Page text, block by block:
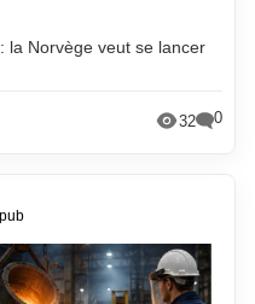
la Norvège veut se lancer
32 0